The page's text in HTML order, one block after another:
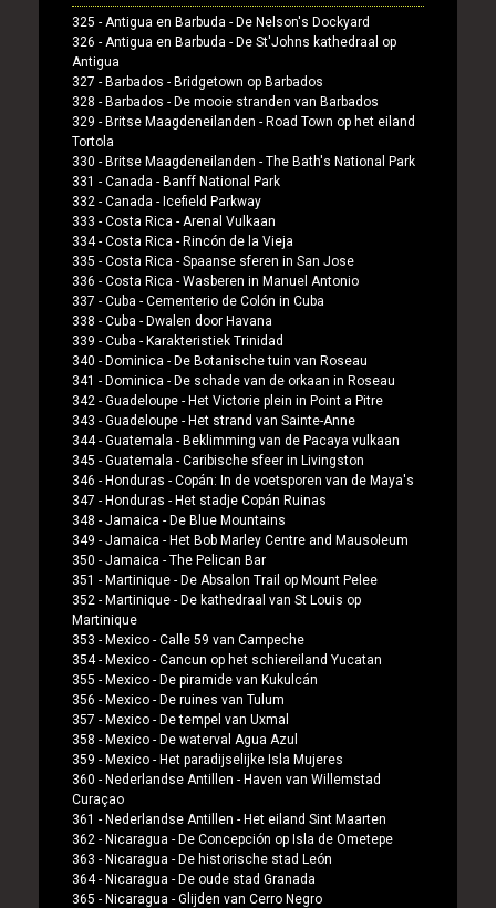
325 - Antigua en Barbuda - De Nelson's Dockyard
326 - Antigua en Barbuda - De St'Johns kathedraal op
Antigua
327 - Barbados - Bridgetown op Barbados
328 - Barbados - De mooie stranden van Barbados
329 - Britse Maagdeneilanden - Road Town op het eiland
Tortola
330 - Britse Maagdeneilanden - The Bath's National Park
331 - Canada - Banff National Park
332 - Canada - Icefield Parkway
333 - Costa Rica - Arenal Vulkaan
334 - Costa Rica - Rincón de la Vieja
335 - Costa Rica - Spaanse sferen in San Jose
336 - Costa Rica - Wasberen in Manuel Antonio
337 - Cuba - Cementerio de Colón in Cuba
338 - Cuba - Dwalen door Havana
339 - Cuba - Karakteristiek Trinidad
340 - Dominica - De Botanische tuin van Roseau
341 - Dominica - De schade van de orkaan in Roseau
342 - Guadeloupe - Het Victorie plein in Point a Pitre
343 - Guadeloupe - Het strand van Sainte-Anne
344 - Guatemala - Beklimming van de Pacaya vulkaan
345 - Guatemala - Caribische sfeer in Livingston
346 - Honduras - Copán: In de voetsporen van de Maya's
347 - Honduras - Het stadje Copán Ruinas
348 - Jamaica - De Blue Mountains
349 - Jamaica - Het Bob Marley Centre and Mausoleum
350 - Jamaica - The Pelican Bar
351 - Martinique - De Absalon Trail op Mount Pelee
352 - Martinique - De kathedraal van St Louis op
Martinique
353 - Mexico - Calle 59 van Campeche
354 - Mexico - Cancun op het schiereiland Yucatan
355 - Mexico - De piramide van Kukulcán
356 - Mexico - De ruines van Tulum
357 - Mexico - De tempel van Uxmal
358 - Mexico - De waterval Agua Azul
359 - Mexico - Het paradijselijke Isla Mujeres
360 - Nederlandse Antillen - Haven van Willemstad
Curaçao
361 - Nederlandse Antillen - Het eiland Sint Maarten
362 - Nicaragua - De Concepción op Isla de Ometepe
363 - Nicaragua - De historische stad León
364 - Nicaragua - De oude stad Granada
365 - Nicaragua - Glijden van Cerro Negro